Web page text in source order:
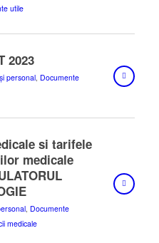
utile
2023
personal, Documente
si tarifele
medicale
, Documente
medicale